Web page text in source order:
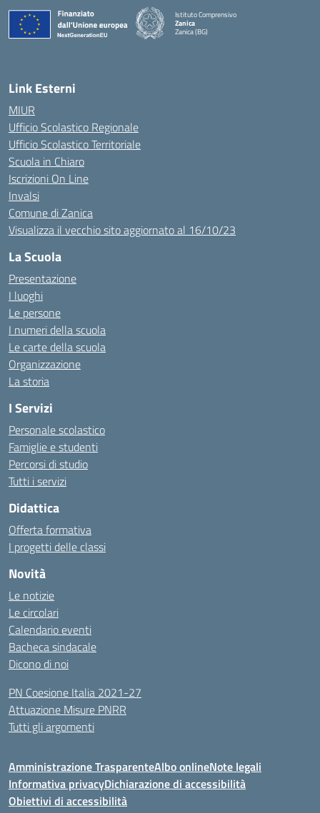
Istituto Comprensivo
Zanica
Zanica (BG)
Link Esterni
MIUR
Ufficio Scolastico Regionale
Ufficio Scolastico Territoriale
Scuola in Chiaro
Iscrizioni On Line
Invalsi
Comune di Zanica
Visualizza il vecchio sito aggiornato al 16/10/23
La Scuola
Presentazione
I luoghi
Le persone
I numeri della scuola
Le carte della scuola
Organizzazione
La storia
I Servizi
Personale scolastico
Famiglie e studenti
Percorsi di studio
Tutti i servizi
Didattica
Offerta formativa
I progetti delle classi
Novità
Le notizie
Le circolari
Calendario eventi
Bacheca sindacale
Dicono di noi
PN Coesione Italia 2021-27
Attuazione Misure PNRR
Tutti gli argomenti
Amministrazione TrasparenteAlbo onlineNote legali
Informativa privacyDichiarazione di accessibilità
Obiettivi di accessibilità